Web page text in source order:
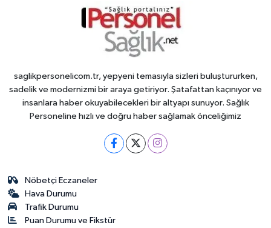
saglikpersonelicom.tr, yepyeni temasıyla sizleri buluştururken,
sadelik ve modernizmi bir araya getiriyor. Şatafattan kaçınıyor ve
insanlara haber okuyabilecekleri bir altyapı sunuyor. Sağlık
Personeline hızlı ve doğru haber sağlamak önceliğimiz
Nöbetçi Eczaneler
Hava Durumu
Trafik Durumu
Puan Durumu ve Fikstür